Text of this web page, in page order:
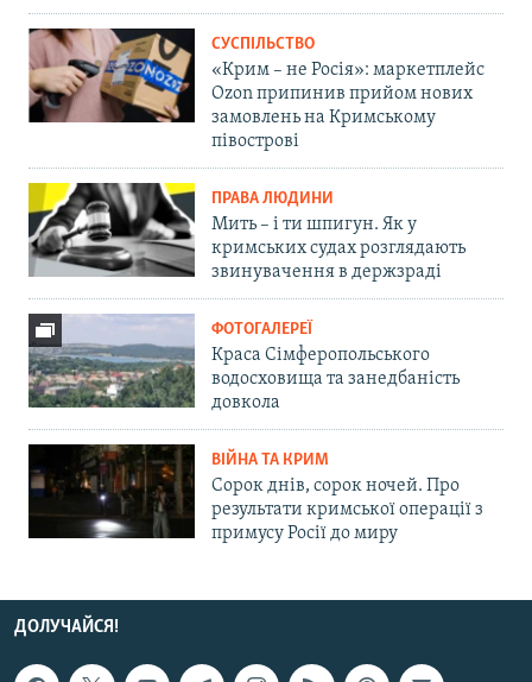
СУСПІЛЬСТВО
«Крим – не Росія»: маркетплейс
Ozon припинив прийом нових
замовлень на Кримському
півострові
ПРАВА ЛЮДИНИ
Мить – і ти шпигун. Як у
кримських судах розглядають
звинувачення в держзраді
ФОТОГАЛЕРЕЇ
Краса Сімферопольського
водосховища та занедбаність
довкола
ВІЙНА ТА КРИМ
Сорок днів, сорок ночей. Про
результати кримської операції з
примусу Росії до миру
ДОЛУЧАЙСЯ!